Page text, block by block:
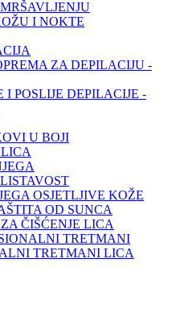
I NOKTE
ZA DEPILACIJU -
I POSLIJE DEPILACIJE -
U BOJI
OSJETLJIVE KOŽE
OD SUNCA
ČIŠĆENJE LICA
TRETMANI
TRETMANI LICA